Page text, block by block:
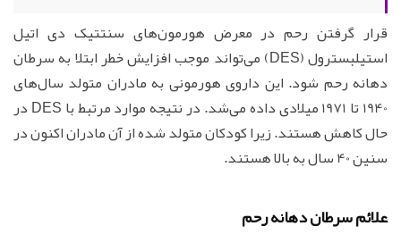
قرار گرفتن رحم در معرض هورمون‌های سنتتیک دی اتیل
استیلبسترول (DES) می‌تواند موجب افزایش خطر ابتلا به سرطان
دهانه رحم شود. این داروی هورمونی به مادران متولد سال‌های
1940 تا 1971 میلادی داده می‌شد. در نتیجه موارد مرتبط با DES در
حال کاهش هستند. زیرا کودکان متولد شده از آن مادران اکنون در
سنین 40 سال به بالا هستند.
علائم سرطان دهانه رحم